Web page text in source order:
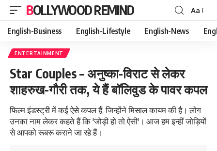
BOLLYWOOD REMIND
Font
Resizer
Aa
English-Business English-Lifestyle English-News
ENTERTAINMENT
Star Couples – अनुष्‍का-विराट से लेकर
शाहरुख-गौरी तक, ये हैं बॉलिवुड के पावर कपल
फिल्म इंडस्ट्री में कई ऐसे कपल हैं, जिन्होंने मिसाल कायम की है। लोग
उनका नाम लेकर कहते हैं कि 'जोड़ी हो तो ऐसी'। आज हम इन्हीं जोड़ियों
से आपको रूबरू कराने जा रहे हैं।